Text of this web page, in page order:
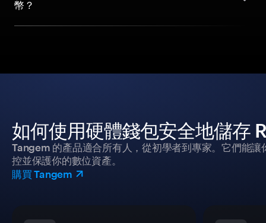
幣？
如何使用硬體錢包安全地儲存
Tangem 的產品適合所有人，從初學者到專家。它們能
控並保護你的數位資產。
購買 Tangem